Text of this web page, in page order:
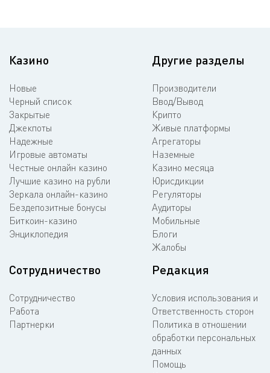
Казино
Новые
Черный список
Закрытые
Джекпоты
Надежные
Игровые автоматы
Честные онлайн казино
Лучшие казино на рубли
Зеркала онлайн-казино
Бездепозитные бонусы
Биткоин-казино
Энциклопедия
Другие разделы
Производители
Ввод/Вывод
Крипто
Живые платформы
Агрегаторы
Наземные
Казино месяца
Юрисдикции
Регуляторы
Аудиторы
Мобильные
Блоги
Жалобы
Сотрудничество
Сотрудничество
Работа
Партнерки
Редакция
Условия использования и
Ответственность сторон
Политика в отношении
обработки персональных
данных
Помощь